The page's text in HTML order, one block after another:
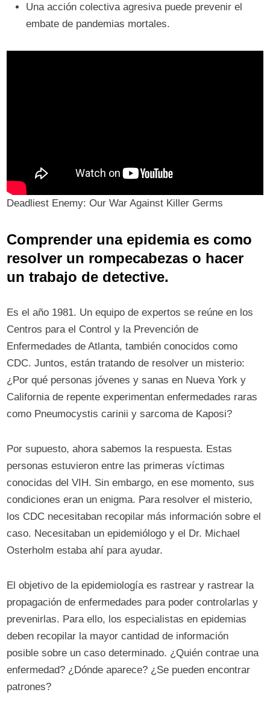
Una acción colectiva agresiva puede prevenir el
embate de pandemias mortales.
Deadliest Enemy: Our War Against Killer Germs
Comprender una epidemia es como
resolver un rompecabezas o hacer
un trabajo de detective.
Es el año 1981. Un equipo de expertos se reúne en los
Centros para el Control y la Prevención de
Enfermedades de Atlanta, también conocidos como
CDC. Juntos, están tratando de resolver un misterio:
¿Por qué personas jóvenes y sanas en Nueva York y
California de repente experimentan enfermedades raras
como Pneumocystis carinii y sarcoma de Kaposi?
Por supuesto, ahora sabemos la respuesta. Estas
personas estuvieron entre las primeras víctimas
conocidas del VIH. Sin embargo, en ese momento, sus
condiciones eran un enigma. Para resolver el misterio,
los CDC necesitaban recopilar más información sobre el
caso. Necesitaban un epidemiólogo y el Dr. Michael
Osterholm estaba ahí para ayudar.
El objetivo de la epidemiología es rastrear y rastrear la
propagación de enfermedades para poder controlarlas y
prevenirlas. Para ello, los especialistas en epidemias
deben recopilar la mayor cantidad de información
posible sobre un caso determinado. ¿Quién contrae una
enfermedad? ¿Dónde aparece? ¿Se pueden encontrar
patrones?